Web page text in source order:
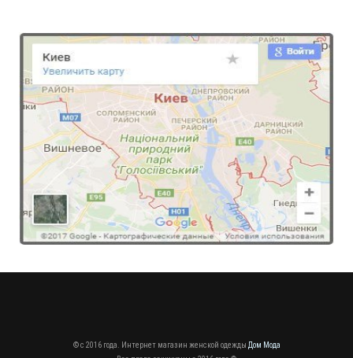
Модный деловой костюм с брюками и пиджаком
770.00грн.
© c 2016 года. Интернет магазин женской одежды Дом Мода